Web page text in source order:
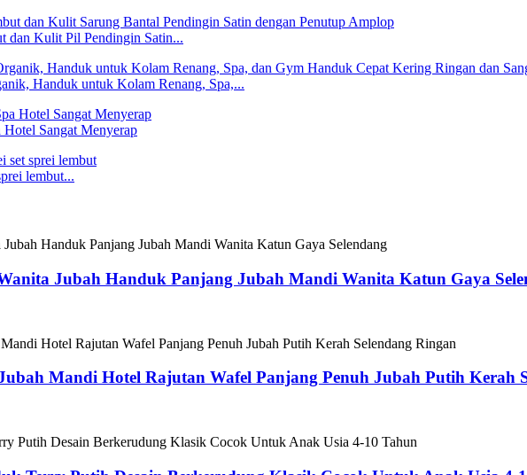
dan Kulit Pil Pendingin Satin...
Handuk untuk Kolam Renang, Spa,...
Sangat Menyerap
lembut...
Jubah Handuk Panjang Jubah Mandi Wanita Katun Gaya
Mandi Hotel Rajutan Wafel Panjang Penuh Jubah Putih Kerah